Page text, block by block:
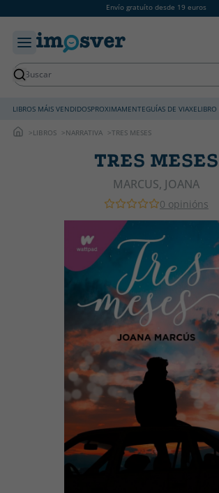
Envío gratuíto desde 19 euros
LIBROS MÁIS VENDIDOSPROXIMAMENTEGUÍAS DE VIAXE
LIBROS NARRATIVA TRES MESES
TRES MESES
MARCUS, JOANA
0 opinións